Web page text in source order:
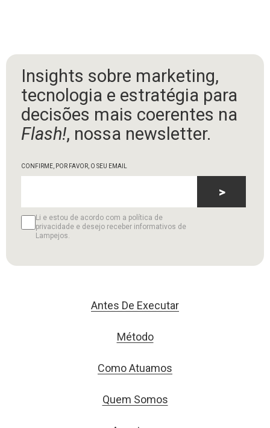
Insights sobre marketing,
tecnologia e estratégia para
decisões mais coerentes na
Flash!, nossa newsletter.
CONFIRME, POR FAVOR, O SEU EMAIL
Li e estou de acordo com a política de
privacidade e desejo receber informativos de
Lampejos.
>
Antes De Executar
Método
Como Atuamos
Quem Somos